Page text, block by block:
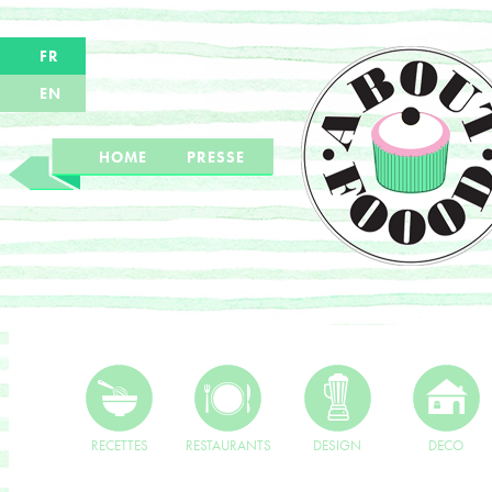
FR
EN
HOME PRESSE
RECETTES RESTAURANTS DESIGN DECO